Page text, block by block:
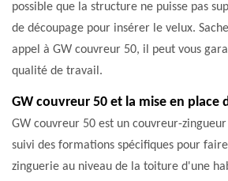
possible que la structure ne puisse pas
de découpage pour insérer le velux.
appel à GW couvreur 50, il peut vous
qualité de travail.
GW couvreur 50 et la mise en place
GW couvreur 50 est un couvreur-
suivi des formations spécifiques pour
zinguerie au niveau de la toiture d'une